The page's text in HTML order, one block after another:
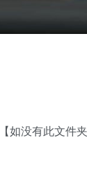
没有此文件